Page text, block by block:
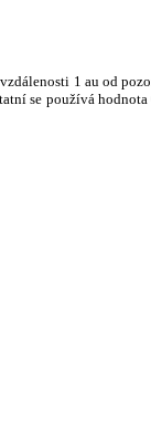
1 au od
se používá